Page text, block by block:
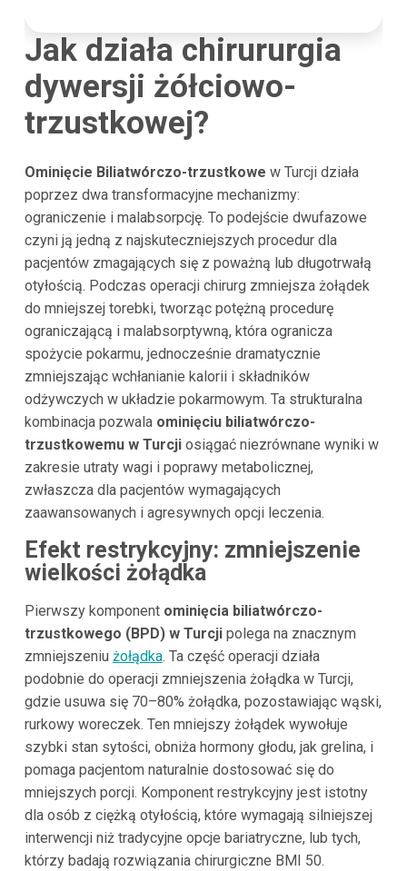
Jak działa chirururgia
dywersji żółciowo-
trzustkowej?
Ominięcie Biliatwórczo-trzustkowe w Turcji działa
poprzez dwa transformacyjne mechanizmy:
ograniczenie i malabsorpcję. To podejście dwufazowe
czyni ją jedną z najskuteczniejszych procedur dla
pacjentów zmagających się z poważną lub długotrwałą
otyłością. Podczas operacji chirurg zmniejsza żołądek
do mniejszej torebki, tworząc potężną procedurę
ograniczającą i malabsorptywną, która ogranicza
spożycie pokarmu, jednocześnie dramatycznie
zmniejszając wchłanianie kalorii i składników
odżywczych w układzie pokarmowym. Ta strukturalna
kombinacja pozwala ominięciu biliatwórczo-
trzustkowemu w Turcjiosiągać niezrównane wyniki w
zakresie utraty wagi i poprawy metabolicznej,
zwłaszcza dla pacjentów wymagających
zaawansowanych i agresywnych opcji leczenia.
Efekt restrykcyjny: zmniejszenie
wielkości żołądka
Pierwszy komponent ominięcia biliatwórczo-
trzustkowego (BPD) w Turcjipolega na znacznym
zmniejszeniu żołądka. Ta część operacji działa
podobnie do operacji zmniejszenia żołądka w Turcji,
gdzie usuwa się 70–80% żołądka, pozostawiając wąski,
rurkowy woreczek. Ten mniejszy żołądek wywołuje
szybki stan sytości, obniża hormony głodu, jak grelina, i
pomaga pacjentom naturalnie dostosować się do
mniejszych porcji. Komponent restrykcyjny jest istotny
dla osób z ciężką otyłością, które wymagają silniejszej
interwencji niż tradycyjne opcje bariatryczne, lub tych,
którzy badają rozwiązania chirurgiczne BMI 50.